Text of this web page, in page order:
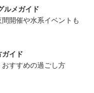
ルメガイド
開催や水系イベントも
イド
おすすめの過ごし方